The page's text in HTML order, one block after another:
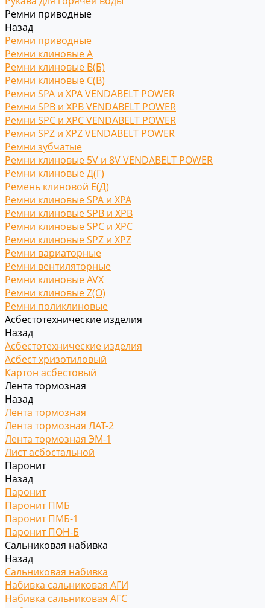
Ремни приводные
Назад
Ремни приводные
Ремни клиновые A
Ремни клиновые В(Б)
Ремни клиновые С(B)
Ремни SPA и XPA VENDABELT POWER
Ремни SPB и XPB VENDABELT POWER
Ремни SPC и XPC VENDABELT POWER
Ремни SPZ и XPZ VENDABELT POWER
Ремни зубчатые
Ремни клиновые 5V и 8V VENDABELT POWER
Ремни клиновые Д(Г)
Ремень клиновой Е(Д)
Ремни клиновые SPA и XPA
Ремни клиновые SPB и XPB
Ремни клиновые SPC и XPC
Ремни клиновые SPZ и XPZ
Ремни вариаторные
Ремни вентиляторные
Ремни клиновые AVX
Ремни клиновые Z(O)
Ремни поликлиновые
Асбестотехнические изделия
Назад
Асбестотехнические изделия
Асбест хризотиловый
Картон асбестовый
Лента тормозная
Назад
Лента тормозная
Лента тормозная ЛАТ-2
Лента тормозная ЭМ-1
Лист асбостальной
Паронит
Назад
Паронит
Паронит ПМБ
Паронит ПМБ-1
Паронит ПОН-Б
Сальниковая набивка
Назад
Сальниковая набивка
Набивка сальниковая АГИ
Набивка сальниковая АГС